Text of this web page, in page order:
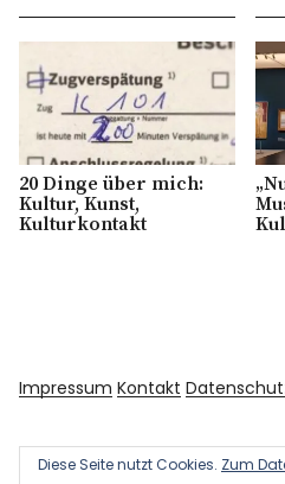
20 Dinge über mich:
Kultur, Kunst,
Kulturkontakt
Impressum Kontakt
Diese Seite nutzt Cookies. Zum